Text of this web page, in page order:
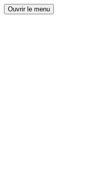
Ouvrir le menu